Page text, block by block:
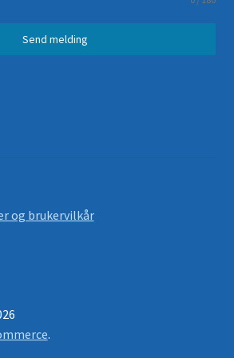
Send melding
og brukervilkår
.